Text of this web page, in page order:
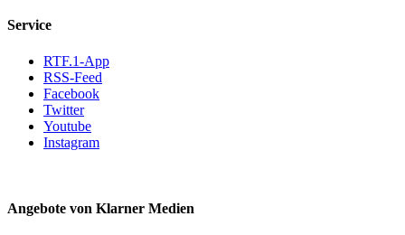
Service
RTF.1-App
RSS-Feed
Facebook
Twitter
Youtube
Instagram
Angebote von Klarner Medien